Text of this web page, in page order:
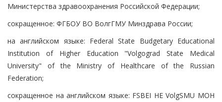
Министерства здравоохранения Российской Федерации;
сокращенное: ФГБОУ ВО ВолгГМУ Минздрава России;
на английском языке: Federal State Budgetary Educational
Institution of Higher Education "Volgograd State Medical
University" of the Ministry of Healthcare of the Russian
Federation;
сокращенное на английском языке: FSBEI HE VolgSMU MOH